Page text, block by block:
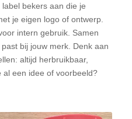
bekers aan die je
je eigen logo of ontwerp.
intern gebruik. Samen
bij jouw merk. Denk aan
altijd herbruikbaar,
al een idee of voorbeeld?